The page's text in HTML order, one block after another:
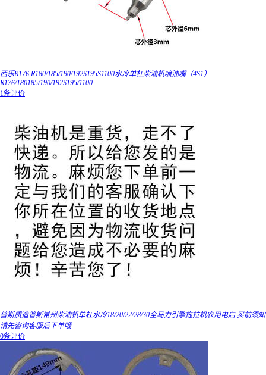
西乐R176 R180/185/190/192S195S1100水冷单杠柴油机喷油嘴（4S1）
R176/180185/190/192S195/1100
1条评价
普斯质造普斯常州柴油机单杠水冷18/20/22/28/30全马力引擎拖拉机农用电启 买前须知
请先咨询客服后下单哦
0条评价